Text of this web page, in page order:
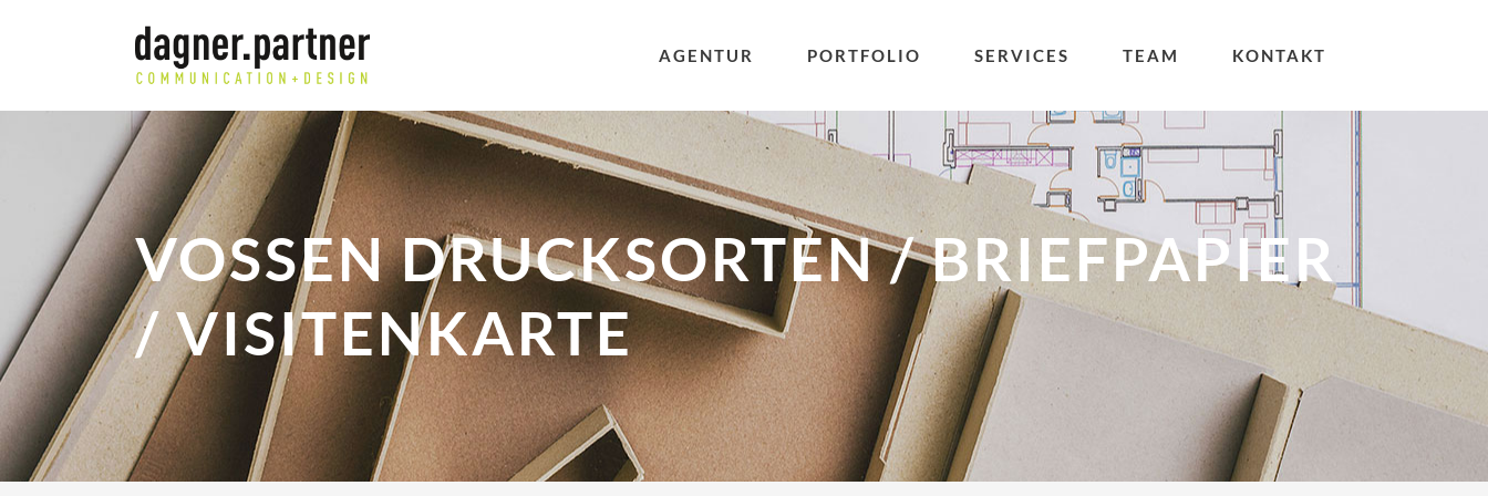
AGENTUR PORTFOLIO SERVICES TEAM KONTAKT
VOSSEN DRUCKSORTEN / BRIEFPAPIER
/ VISITENKARTE